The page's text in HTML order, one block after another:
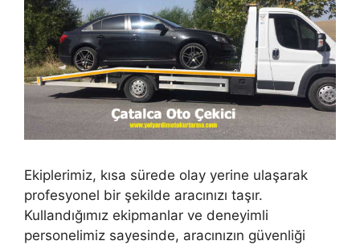
Ekiplerimiz, kısa sürede olay yerine ulaşarak
profesyonel bir şekilde aracınızı taşır.
Kullandığımız ekipmanlar ve deneyimli
personelimiz sayesinde, aracınızın güvenliği